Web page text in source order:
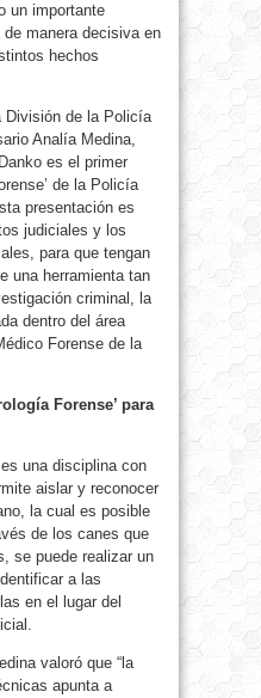
un importante
manera decisiva en
hechos
División de la Policía
Analía Medina,
es el primer
de la Policía
presentación es
judiciales y los
para que tengan
una herramienta tan
criminal, la
dentro del área
Forense de la
Forense’ para
es una disciplina con
aislar y reconocer
la cual es posible
de los canes que
se puede realizar un
a las
en el lugar del
valoró que “la
apunta a